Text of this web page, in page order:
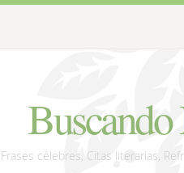
Frases célebres, Citas literarias,